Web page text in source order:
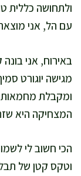
ולתחושה כללית
עם הל, אני
באירוח, אני
מגישה יוגורט
ומקבלת
המצחיקה היא
הכי חשוב לי
וטקס קטן של